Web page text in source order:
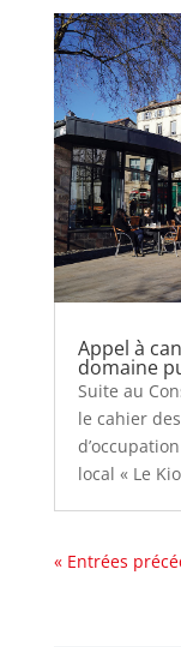
Appel à
domaine
Suite au
le cahier
local « Le
« Entrées